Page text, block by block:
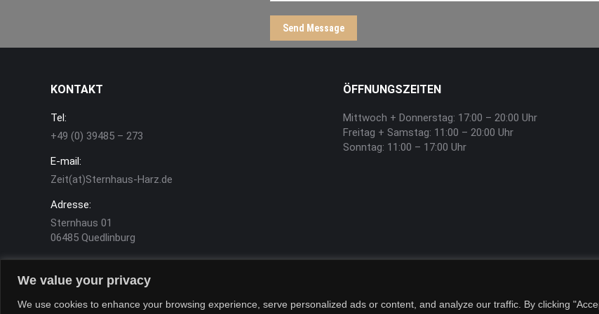
We value your privacy
We use cookies to enhance your browsing experience, serve personalized ads or content, and analyze our traffic. By clicking
Send Message
KONTAKT
Tel:
+49 (0) 39485 – 273
E-mail:
Zeit(at)Sternhaus-Harz.de
Adresse:
Sternhaus 01
06485 Quedlinburg
ÖFFNUNGSZEITEN
Mittwoch + Donnerstag: 17:00 – 20:00 Uhr
Freitag + Samstag: 11:00 – 20:00 Uhr
Sonntag: 11:00 – 17:00 Uhr
Sternhaus-Harz © Copyright 2026